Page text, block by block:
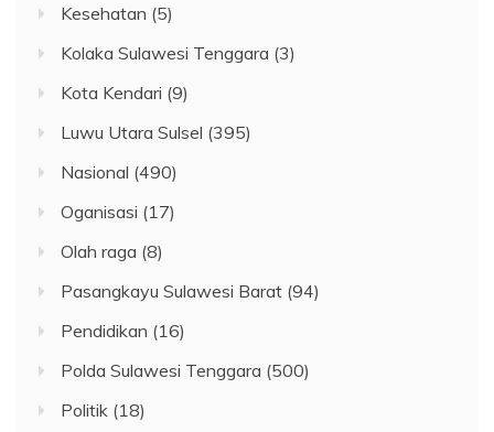
Kesehatan (5)
Kolaka Sulawesi Tenggara (3)
Kota Kendari (9)
Luwu Utara Sulsel (395)
Nasional (490)
Oganisasi (17)
Olah raga (8)
Pasangkayu Sulawesi Barat (94)
Pendidikan (16)
Polda Sulawesi Tenggara (500)
Politik (18)